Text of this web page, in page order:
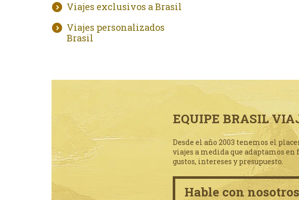
Viajes exclusivos a Brasil
Viajes personalizados
Brasil
EQUIPE BRASIL
Desde el año 2003 tenemos el
viajes a medida que adaptamos en
gustos, intereses y presupuesto.
Hable con